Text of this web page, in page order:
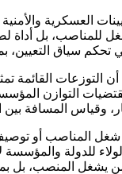
العسكرية
للمناصب، بل أداة
تحكم سياق التعيين،
التوزعات القائمة
التوازن
وقياس المسافة بين
المناصب أو
للدولة
يشغل المنصب، بل